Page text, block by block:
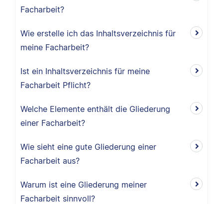
Facharbeit?
Wie erstelle ich das Inhaltsverzeichnis für
meine Facharbeit?
Ist ein Inhaltsverzeichnis für meine
Facharbeit Pflicht?
Welche Elemente enthält die Gliederung
einer Facharbeit?
Wie sieht eine gute Gliederung einer
Facharbeit aus?
Warum ist eine Gliederung meiner
Facharbeit sinnvoll?